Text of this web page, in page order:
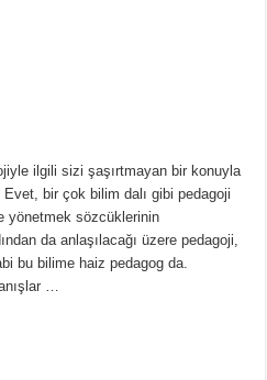
ilgili sizi şaşırtmayan bir konuyla
bir çok bilim dalı gibi pedagoji
yönetmek sözcüklerinin
da anlaşılacağı üzere pedagoji,
bu bilime haiz pedagog da.
…